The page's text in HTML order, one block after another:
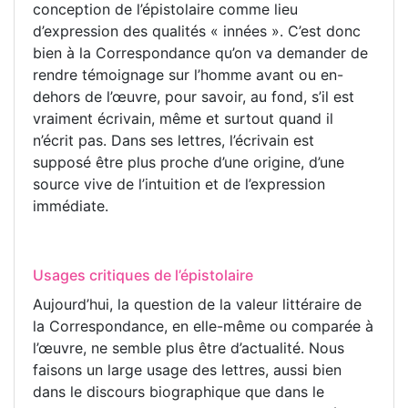
conception de l’épistolaire comme lieu
d’expression des qualités « innées ». C’est donc
bien à la Correspondance qu’on va demander de
rendre témoignage sur l’homme avant ou en-
dehors de l’œuvre, pour savoir, au fond, s’il est
vraiment écrivain, même et surtout quand il
n’écrit pas. Dans ses lettres, l’écrivain est
supposé être plus proche d’une origine, d’une
source vive de l’intuition et de l’expression
immédiate.
Usages critiques de l’épistolaire
Aujourd’hui, la question de la valeur littéraire de
la Correspondance, en elle-même ou comparée à
l’œuvre, ne semble plus être d’actualité. Nous
faisons un large usage des lettres, aussi bien
dans le discours biographique que dans le